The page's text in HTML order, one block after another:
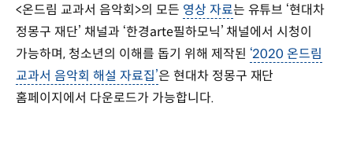
<온드림 교과서 음악회>의 모든 영상 자료는 유튜브 ‘현대차
정몽구 재단’ 채널과 ‘한경arte필하모닉’ 채널에서 시청이
가능하며, 청소년의 이해를 돕기 위해 제작된 ‘2020 온드림
교과서 음악회 해설 자료집’은 현대차 정몽구 재단
홈페이지에서 다운로드가 가능합니다.